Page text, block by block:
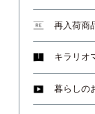
再入荷商
キラリオ
暮らしの